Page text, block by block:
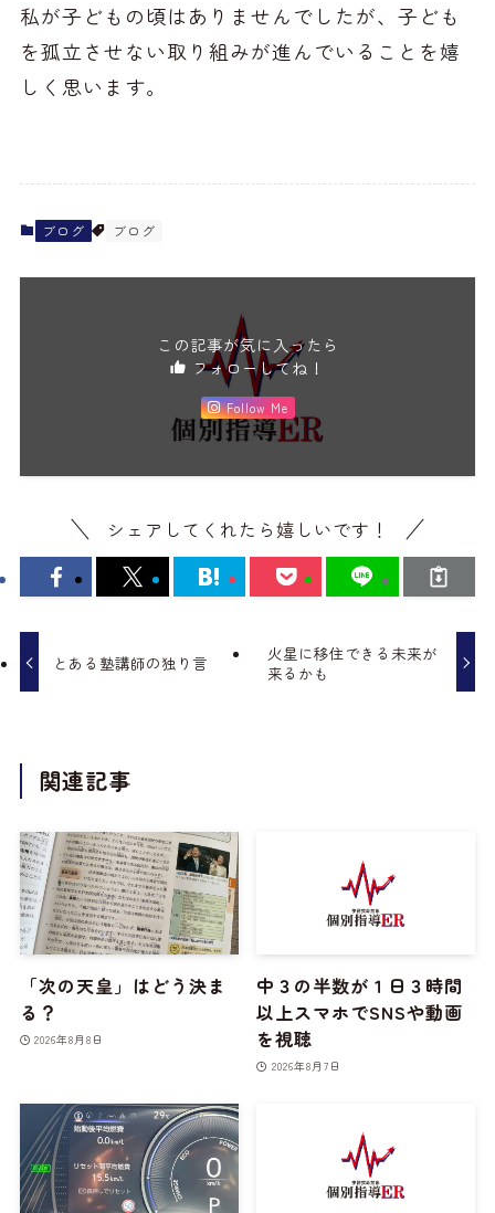
私が子どもの頃はありませんでしたが、子ども
を孤立させない取り組みが進んでいることを嬉
しく思います。
ブログ ブログ
この記事が気に入ったら
フォローしてね！
Follow Me
シェアしてくれたら嬉しいです！
とある塾講師の独り言
火星に移住できる未来が
来るかも
関連記事
「次の天皇」はどう決ま
る？
2026年8月8日
中３の半数が１日３時間
以上スマホでSNSや動画
を視聴
2026年8月7日